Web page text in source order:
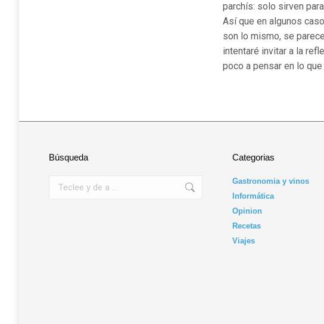
parchís: solo sirven
Así que en algunos
son lo mismo, se
intentaré invitar a la
poco a pensar en lo
Búsqueda Categorias
Gastronomia y vinos
Informática
Opinion
Recetas
Viajes